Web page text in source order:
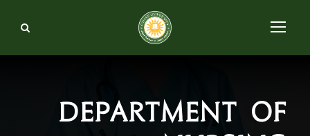
Department of